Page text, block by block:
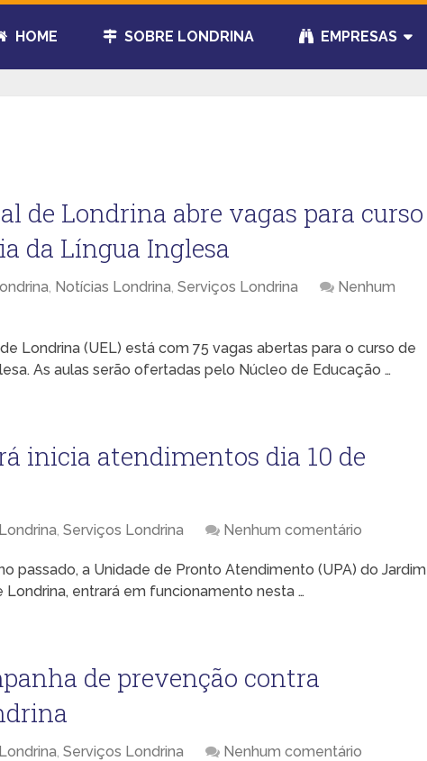
HOME SOBRE LONDRINA EMPRESAS
de Londrina abre vagas para curso
da Língua Inglesa
, Notícias Londrina,Serviços Londrina
Nenhum
Londrina (UEL) está com 75 vagas abertas para o curso de
As aulas serão ofertadas pelo Núcleo de Educação …
inicia atendimentos dia 10 de
,Serviços Londrina Nenhum comentário
passado, a Unidade de Pronto Atendimento (UPA) do Jardim
entrará em funcionamento nesta …
de prevenção contra
,Serviços Londrina Nenhum comentário